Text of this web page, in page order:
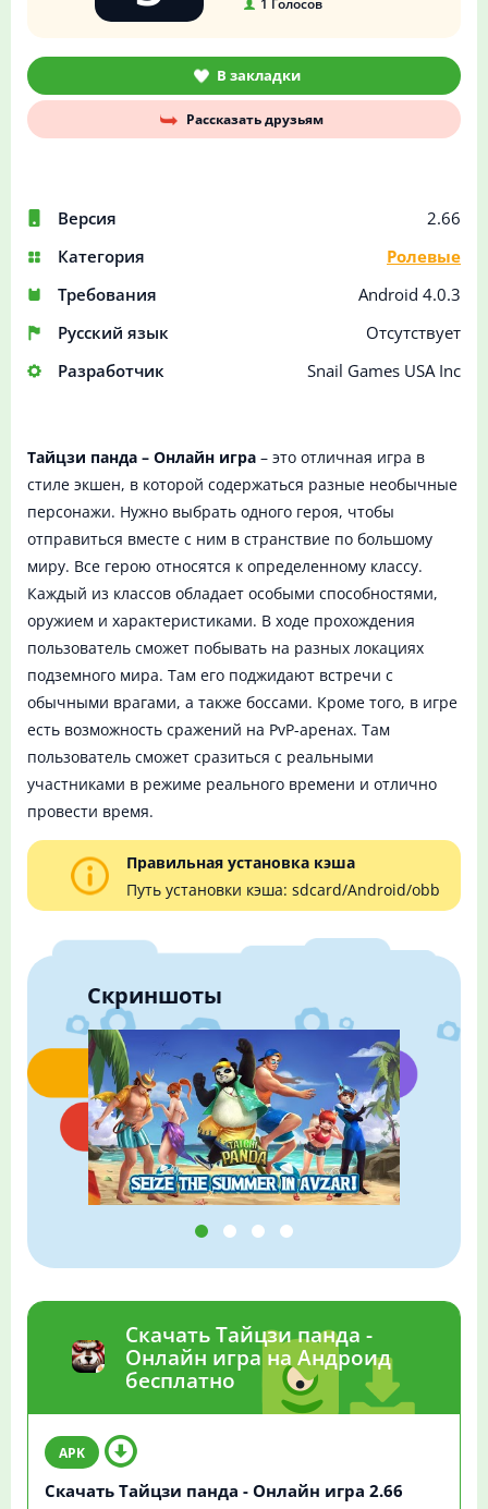
Версия
2.66
Категория
Ролевые
Требования
Android 4.0.3
Русский язык
Отсутствует
Разработчик
Snail Games USA Inc
1 Голосов
В закладки
Рассказать друзьям
Тайцзи панда – Онлайн игра – это отличная игра в
стиле экшен, в которой содержаться разные необычные
персонажи. Нужно выбрать одного героя, чтобы
отправиться вместе с ним в странствие по большому
миру. Все герою относятся к определенному классу.
Каждый из классов обладает особыми способностями,
оружием и характеристиками. В ходе прохождения
пользователь сможет побывать на разных локациях
подземного мира. Там его поджидают встречи с
обычными врагами, а также боссами. Кроме того, в игре
есть возможность сражений на PvP-аренах. Там
пользователь сможет сразиться с реальными
участниками в режиме реального времени и отлично
провести время.
Правильная установка кэша
Путь установки кэша: sdcard/Android/obb
Скриншоты
Скачать Тайцзи панда -
Онлайн игра на Андроид
бесплатно
Скачать Тайцзи панда - Онлайн игра 2.66